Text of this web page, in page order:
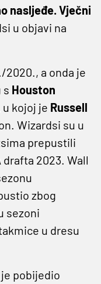
nasljeđe. Vječni
u objavi na
2020., a onda je
s Houston
kojoj je Russell
Wizardsi su u
prepustili
2023. Wall
zbog
sezoni
u dresu
pobijedio